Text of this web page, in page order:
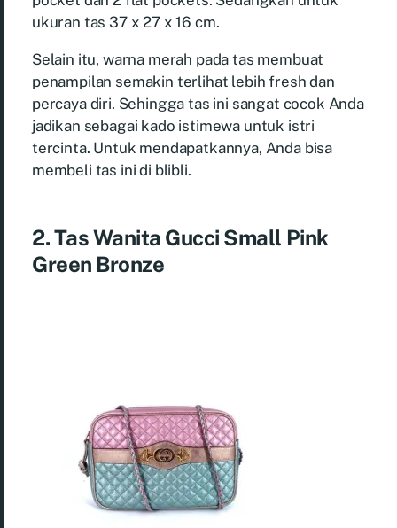
ukuran tas 37 x 27 x 16 cm.
Selain itu, warna merah pada tas membuat
penampilan semakin terlihat lebih fresh dan
percaya diri. Sehingga tas ini sangat cocok Anda
jadikan sebagai kado istimewa untuk istri
tercinta. Untuk mendapatkannya, Anda bisa
membeli tas ini di blibli.
2. Tas Wanita Gucci Small Pink
Green Bronze